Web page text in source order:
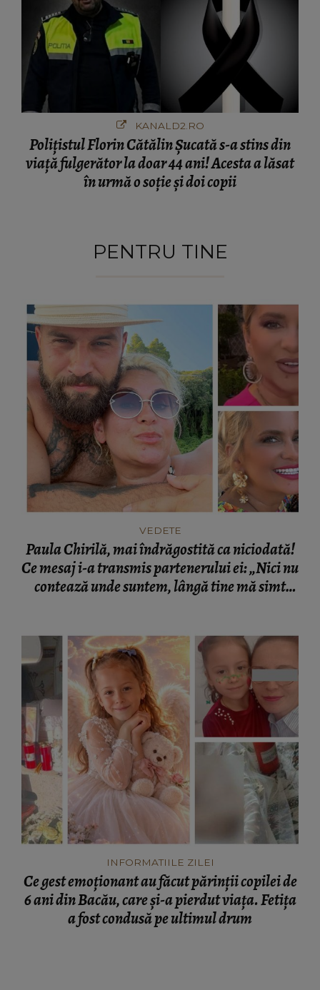
KANALD2.RO
Polițistul Florin Cătălin Șucată s-a stins din
viață fulgerător la doar 44 ani! Acesta a lăsat
în urmă o soție și doi copii
PENTRU TINE
VEDETE
Paula Chirilă, mai îndrăgostită ca niciodată!
Ce mesaj i-a transmis partenerului ei: „Nici nu
contează unde suntem, lângă tine mă simt
INFORMATIILE ZILEI
Ce gest emoționant au făcut părinții copilei de
6 ani din Bacău, care și-a pierdut viața. Fetița
a fost condusă pe ultimul drum